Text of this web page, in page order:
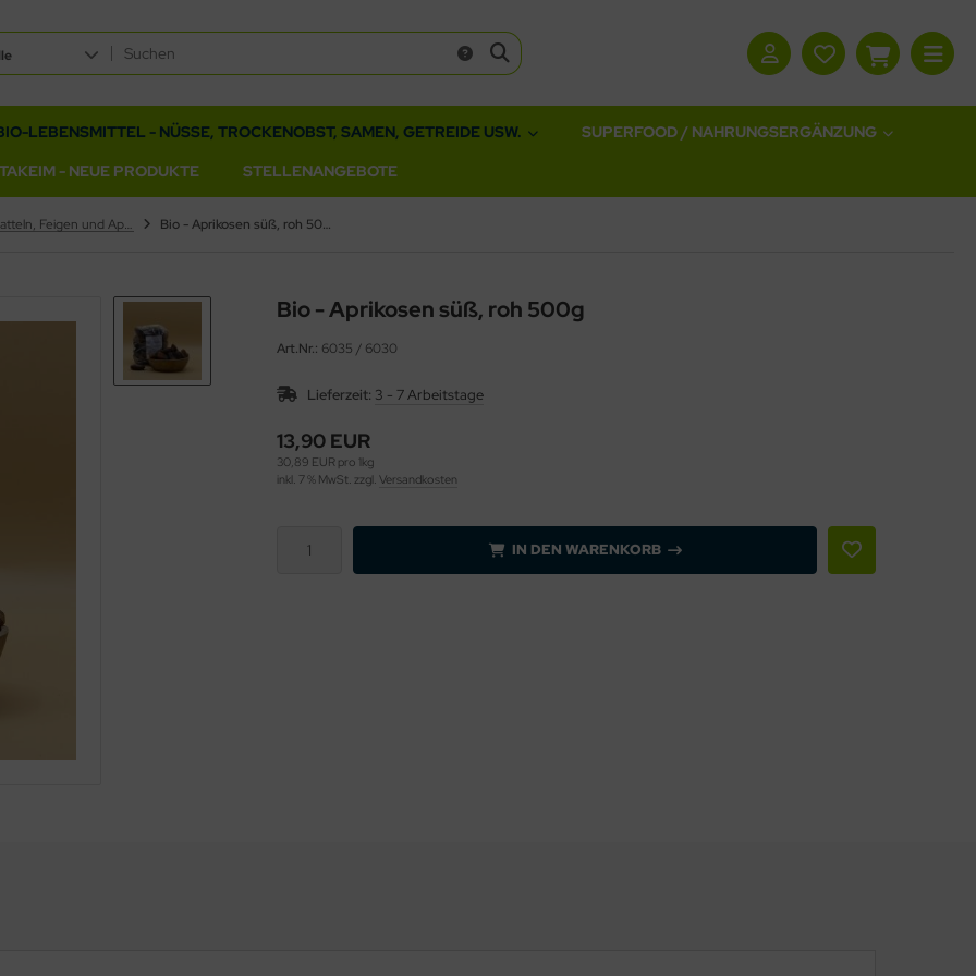
LEBENSMITTEL - NÜSSE, TROCKENOBST, SAMEN, GETREIDE USW.
SUPERFOOD / NAHRUNGSERGÄNZUNG
- NEUE PRODUKTE STELLENANGEBOTE
Bio - Datteln, Feigen und Aprikosen Bio - Aprikosen süß, roh 500g
Bio - Aprikosen süß, roh 500g
Art.Nr.: 6035 / 6030
Lieferzeit: 3 - 7 Arbeitstage
13,90 EUR
30,89 EUR pro 1kg
inkl. 7 % MwSt. zzgl. Versandkosten
IN DEN WARENKORB